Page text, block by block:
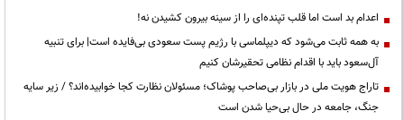
اعدام بد است اما قلب تپنده‌ای را از سینه بیرون کشیدن نه!
به همه ثابت می‌شود که دیپلماسی با رژیم پست سعودی بی‌فایده است| برای تنبیه
آل‌سعود باید با اقدام نظامی تحقیرشان کنیم
تاراج هویت ملی در بازار بی‌صاحب پوشاک؛ مسئولان نظارت کجا خوابیده‌اند؟ / زیر سایه
جنگ، جامعه در حال بی‌حیا شدن است